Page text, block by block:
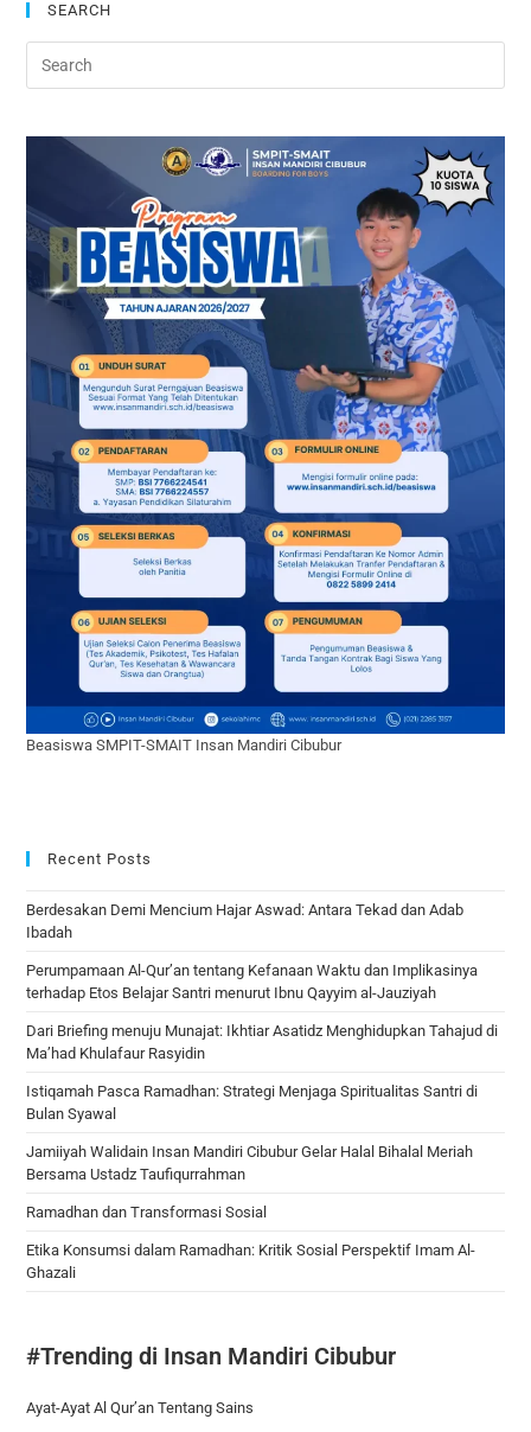
SEARCH
Beasiswa SMPIT-SMAIT Insan Mandiri Cibubur
Recent Posts
Berdesakan Demi Mencium Hajar Aswad: Antara Tekad dan Adab
Ibadah
Perumpamaan Al-Qur’an tentang Kefanaan Waktu dan Implikasinya
terhadap Etos Belajar Santri menurut Ibnu Qayyim al-Jauziyah
Dari Briefing menuju Munajat: Ikhtiar Asatidz Menghidupkan Tahajud di
Ma’had Khulafaur Rasyidin
Istiqamah Pasca Ramadhan: Strategi Menjaga Spiritualitas Santri di
Bulan Syawal
Jamiiyah Walidain Insan Mandiri Cibubur Gelar Halal Bihalal Meriah
Bersama Ustadz Taufiqurrahman
Ramadhan dan Transformasi Sosial
Etika Konsumsi dalam Ramadhan: Kritik Sosial Perspektif Imam Al-
Ghazali
#Trending di Insan Mandiri Cibubur
Ayat-Ayat Al Qur’an Tentang Sains